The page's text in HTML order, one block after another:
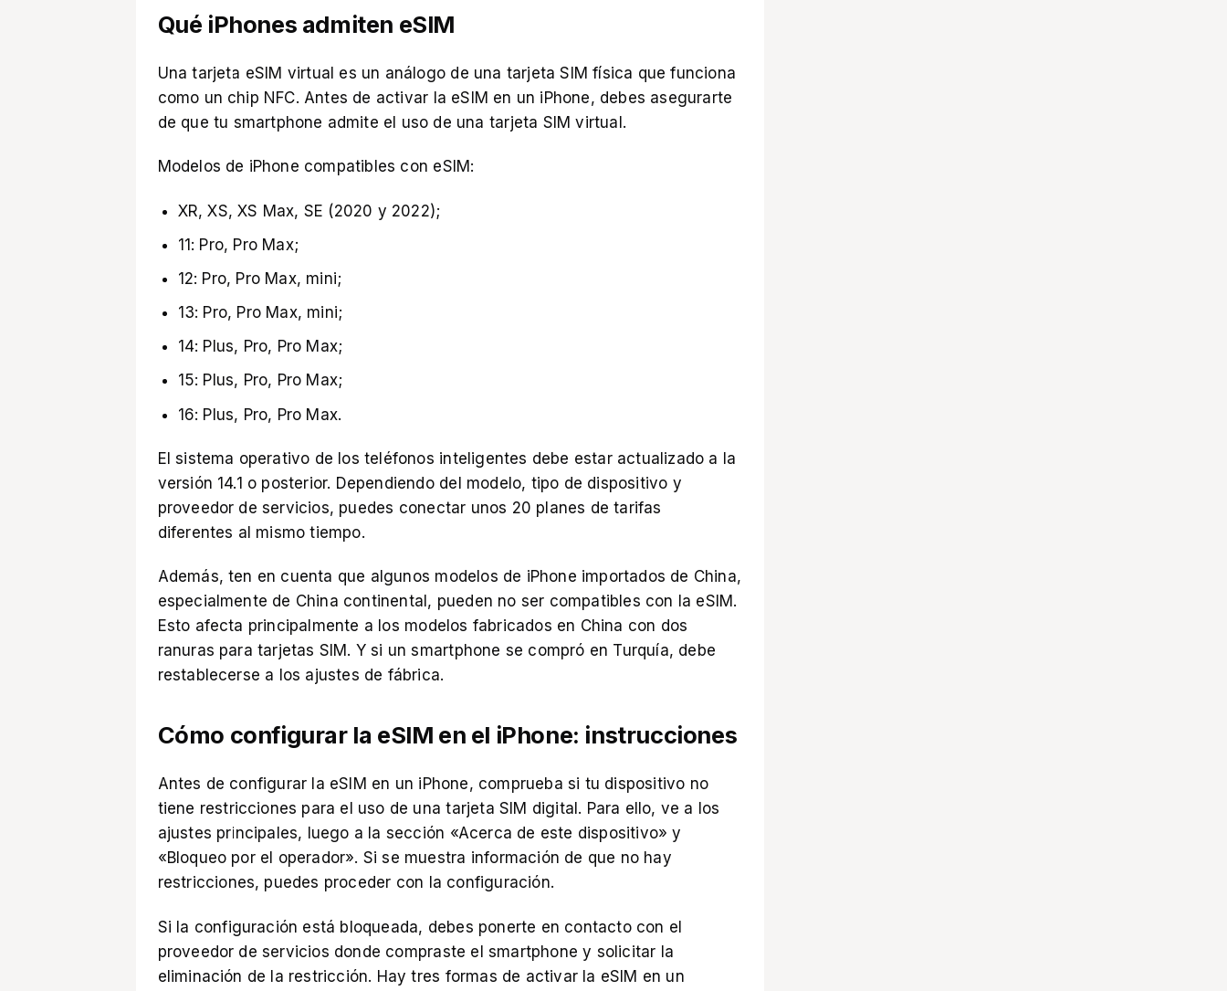
Qué iPhones admiten eSIM
Una tarjeta eSIM virtual es un análogo de una tarjeta SIM física que funciona
como un chip NFC. Antes de activar la eSIM en un iPhone, debes asegurarte
de que tu smartphone admite el uso de una tarjeta SIM virtual .
Modelos de iPhone compatibles con eSIM:
XR, XS, XS Max, SE (2020 y 2022);
11: Pro, Pro Max;
12: Pro, Pro Max, mini;
13: Pro, Pro Max, mini;
14: Plus, Pro, Pro Max;
15: Plus, Pro, Pro Max;
16: Plus, Pro, Pro Max.
El sistema operativo de los teléfonos inteligentes debe estar actualizado a la
versión 14.1 o posterior. Dependiendo del modelo, tipo de dispositivo y
proveedor de servicios, puedes conectar unos 20 planes de tarifas
diferentes al mismo tiempo.
Además, ten en cuenta que algunos modelos de iPhone importados de China,
especialmente de China continental, pueden no ser compatibles con la eSIM.
Esto afecta principalmente a los modelos fabricados en China con dos
ranuras para tarjetas SIM. Y si un smartphone se compró en Turquía, debe
restablecerse a los ajustes de fábrica.
Cómo configurar la eSIM en el iPhone: instrucciones
Antes de configurar la eSIM en un iPhone, comprueba si tu dispositivo no
tiene restricciones para el uso de una tarjeta SIM digital. Para ello, ve a los
ajustes principales, luego a la sección «Acerca de este dispositivo» y
«Bloqueo por el operador». Si se muestra información de que no hay
restricciones, puedes proceder con la configuración.
Si la configuración está bloqueada, debes ponerte en contacto con el
proveedor de servicios donde compraste el smartphone y solicitar la
eliminación de la restricción. Hay tres formas de activar la eSIM en un